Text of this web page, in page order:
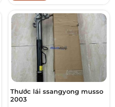
Thước lái ssangyong musso
2003